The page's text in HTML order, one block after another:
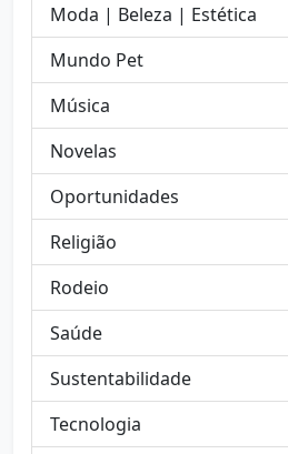
Moda | Beleza | Estética
Mundo Pet
Música
Novelas
Oportunidades
Religião
Rodeio
Saúde
Sustentabilidade
Tecnologia